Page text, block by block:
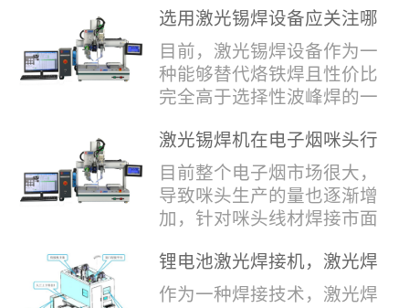
汽车与储能市场爆发式增
经理尹建中先生发表了振奋
人心的讲话。他首先对全体
员工在过去一年中的辛勤付
出和卓越贡献表示了最衷心
的感谢，并全面回顾了公司
在过去一年里取得的各项成
反两面都有插针的插头，其
焊接的方式还是有一定的难
点的，第一回流焊和自动烙
铁焊都不合适，因为对面一
会烫伤，在加上有干涉，烙
铁头不方便下去，目前在大
多数情况只能采用人工焊
接，目前人工成本贵，流动
性大，焊接的品质也难保
证。 但采用激光...
选用激光锡焊设备应关注哪
些方面
目前，激光锡焊设备作为一
种能够替代烙铁焊且性价比
完全高于选择性波峰焊的一
来越多的企业关注与使用，
那么在选择激光锡焊设备方
面应该关注哪几点哪？
其一，激光锡焊接设备上
动力核心部件，激光器肯定
是锡焊接设备最至关重要的
一环。目前作为激光锡焊接
激光锡焊机在电子烟咪头行
业的应用
目前整个电子烟市场很大，
导致咪头生产的量也逐渐增
加，针对咪头线材焊接市面
统烙铁焊接，优势价格便
宜，咪头焊接自动化生产线
锂电池激光焊接机，激光焊
锡机厂家如何选？
作为一种焊接技术，激光焊